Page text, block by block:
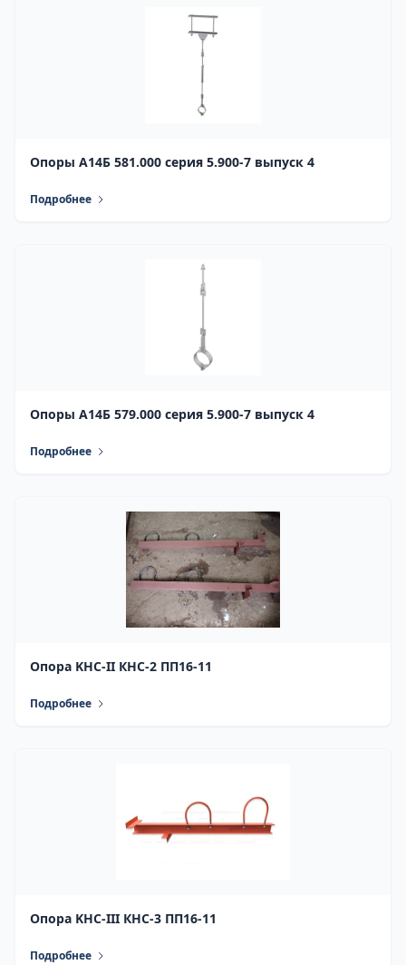
Опоры А14Б 581.000 серия 5.900-7 выпуск 4
Подробнее
Опоры А14Б 579.000 серия 5.900-7 выпуск 4
Подробнее
Опора KHC-II КНС-2 ПП16-11
Подробнее
Опора KHC-III КНС-3 ПП16-11
Подробнее